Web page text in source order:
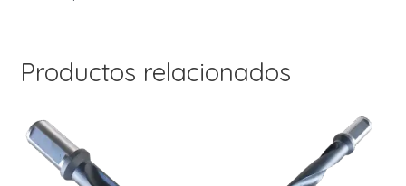
Productos relacionados